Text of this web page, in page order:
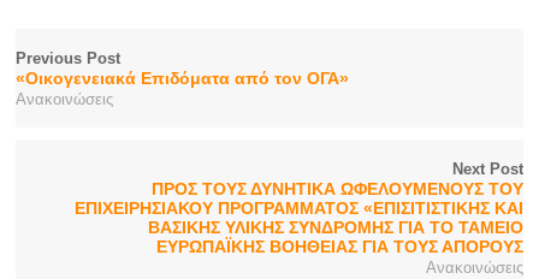
Previous Post
«Οικογενειακά Επιδόματα από τον ΟΓΑ»
Ανακοινώσεις
Next Post
ΠΡΟΣ ΤΟΥΣ ΔΥΝΗΤΙΚΑ ΩΦΕΛΟΥΜΕΝΟΥΣ ΤΟΥ
ΕΠΙΧΕΙΡΗΣΙΑΚΟΥ ΠΡΟΓΡΑΜΜΑΤΟΣ «ΕΠΙΣΙΤΙΣΤΙΚΗΣ ΚΑΙ
ΒΑΣΙΚΗΣ ΥΛΙΚΗΣ ΣΥΝΔΡΟΜΗΣ ΓΙΑ ΤΟ ΤΑΜΕΙΟ
ΕΥΡΩΠΑΪΚΗΣ ΒΟΗΘΕΙΑΣ ΓΙΑ ΤΟΥΣ ΑΠΟΡΟΥΣ
Ανακοινώσεις